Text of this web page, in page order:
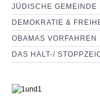
JÜDISCHE GEMEINDE
DEMOKRATIE &
OBAMAS VORFAHREN
DAS HALT-/